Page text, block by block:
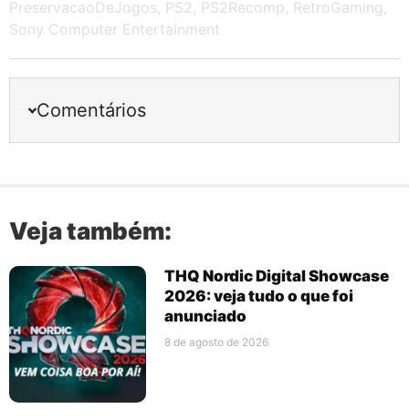
PreservacaoDeJogos, PS2 , PS2Recomp, RetroGaming ,
Sony Computer Entertainment
Comentários
Veja também:
THQ Nordic Digital Showcase
2026: veja tudo o que foi
anunciado
8 de agosto de 2026